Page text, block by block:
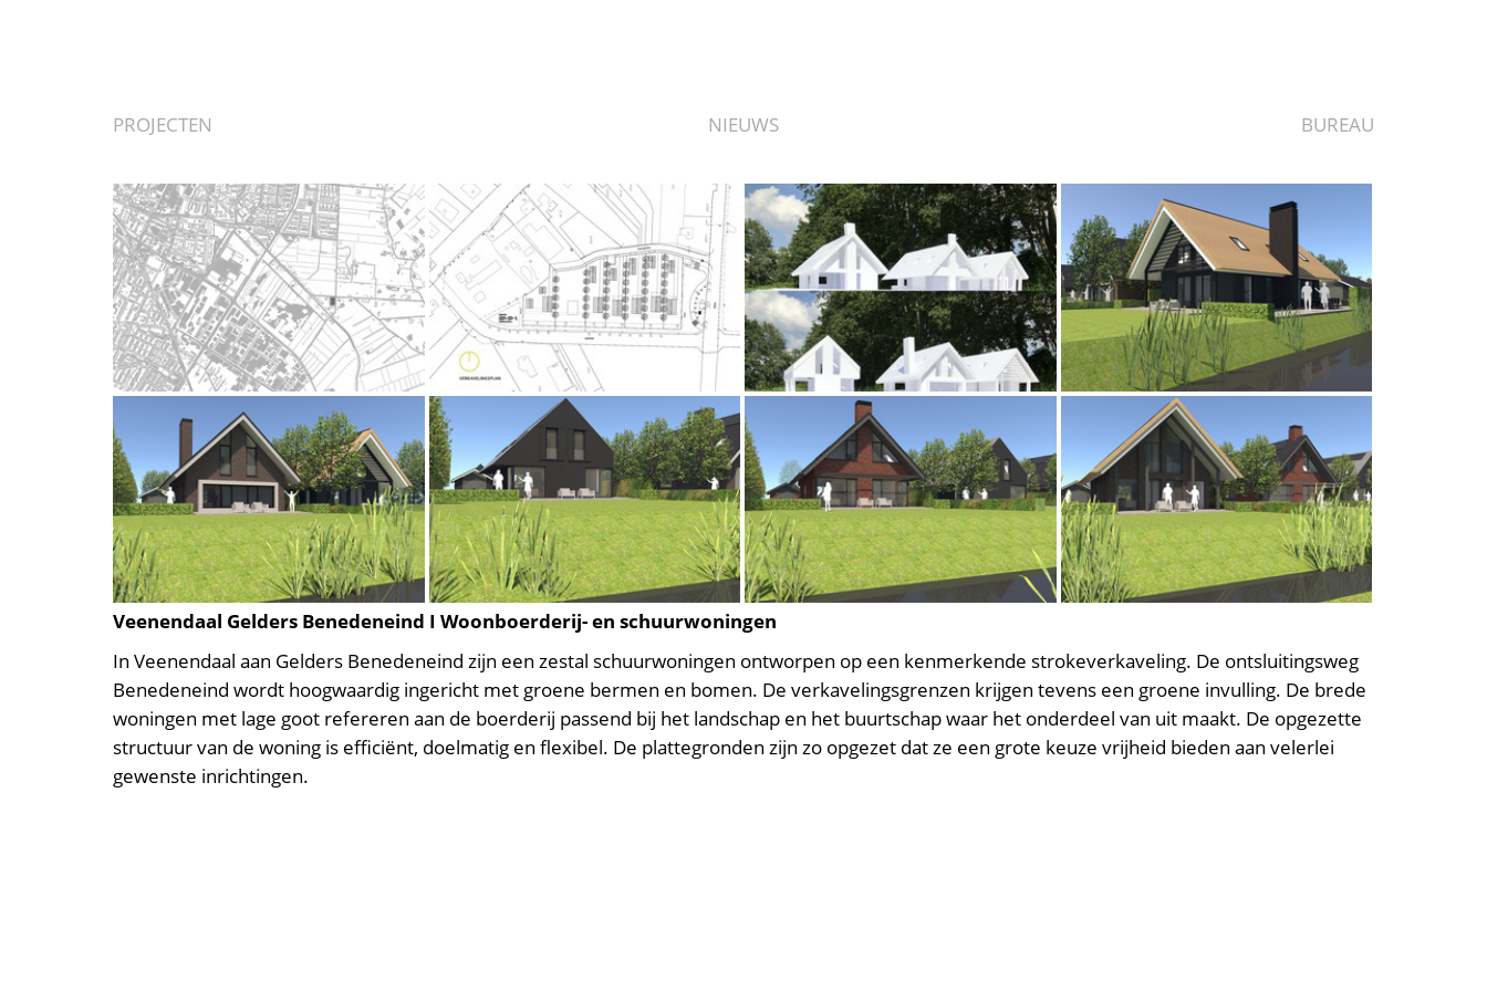
PROJECTEN NIEUWS BUREAU
Veenendaal Gelders Benedeneind I Woonboerderij- en schuurwoningen
In Veenendaal aan Gelders Benedeneind zijn een zestal schuurwoningen ontworpen op een kenmerkende strokeverkaveling. De ontsluitingsweg
Benedeneind wordt hoogwaardig ingericht met groene bermen en bomen. De verkavelingsgrenzen krijgen tevens een groene invulling. De brede
woningen met lage goot refereren aan de boerderij passend bij het landschap en het buurtschap waar het onderdeel van uit maakt. De opgezette
structuur van de woning is efficiënt, doelmatig en flexibel. De plattegronden zijn zo opgezet dat ze een grote keuze vrijheid bieden aan velerlei
gewenste inrichtingen.